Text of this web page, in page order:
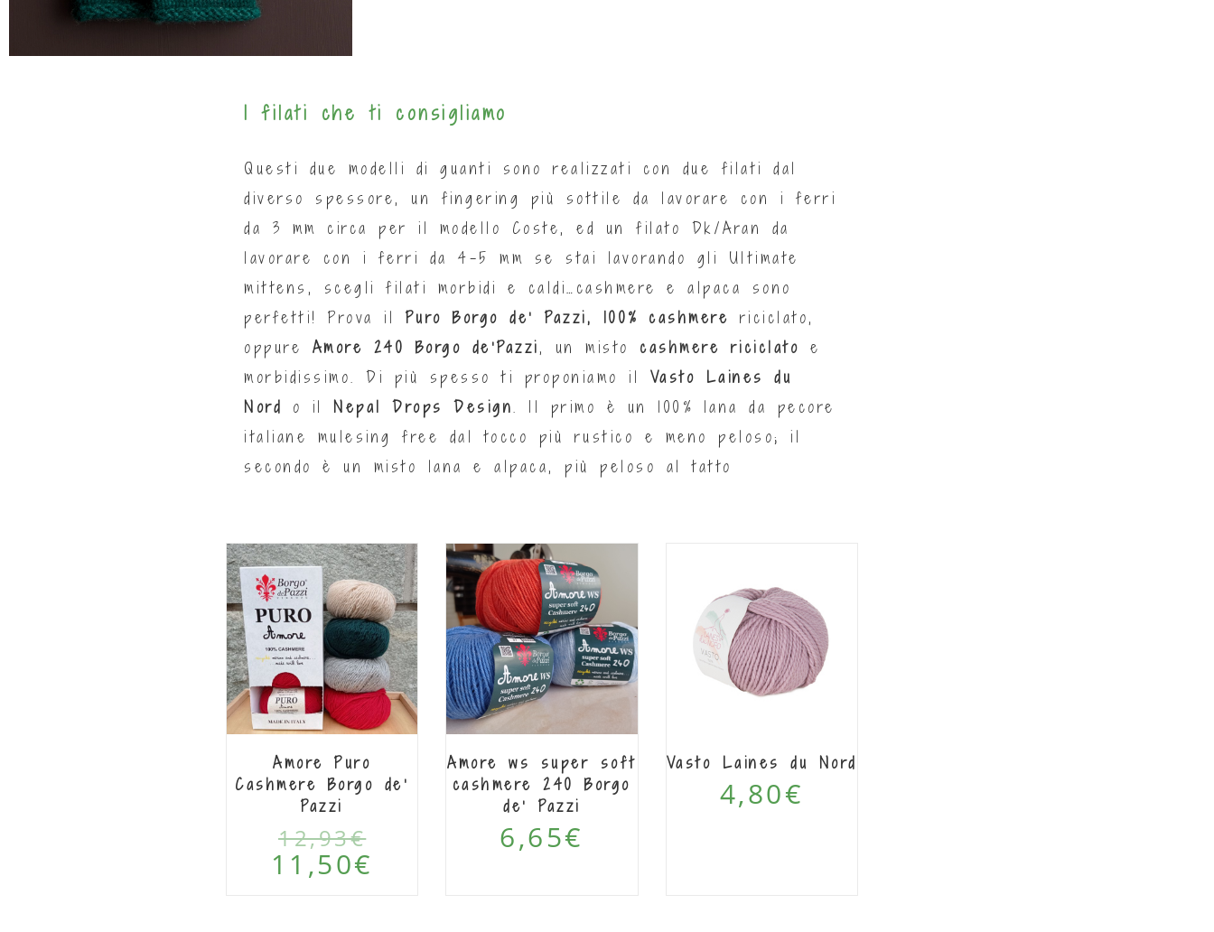
I filati che ti consigliamo
Questi due modelli di guanti sono realizzati con due filati dal
diverso spessore, un fingering più sottile da lavorare con i ferri
da 3 mm circa per il modello Coste, ed un filato Dk/Aran da
lavorare con i ferri da 4-5 mm se stai lavorando gli Ultimate
mittens, scegli filati morbidi e caldi…cashmere e alpaca sono
perfetti! Prova il Puro Borgo de’ Pazzi, 100% cashmere riciclato,
oppure
Amore 240 Borgo de’Pazzi, un misto cashmere riciclato e
morbidissimo. Di più spesso ti proponiamo il Vasto Laines du
Nord
o il Nepal Drops Design. Il primo è un 100% lana da pecore
italiane mulesing free dal tocco più rustico e meno peloso; il
secondo è un misto lana e alpaca, più peloso al tatto
IN
OFF
ERT
A!Amore Puro
Cashmere Borgo de’
Pazzi
12,93€
11,50€
Amore ws super soft
cashmere 240 Borgo
de’ Pazzi
6,65€
Vasto Laines du Nord
4,80€